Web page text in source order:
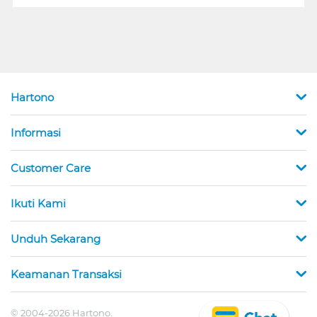
Hartono
Informasi
Customer Care
Ikuti Kami
Unduh Sekarang
Keamanan Transaksi
© 2004-2026 Hartono.